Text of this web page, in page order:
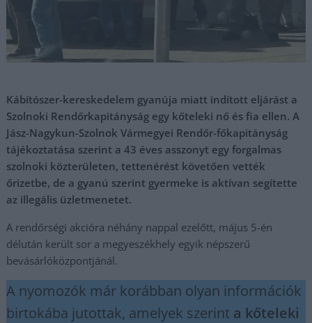
Kábítószer-kereskedelem gyanúja miatt indított eljárást a
Szolnoki Rendőrkapitányság egy kőteleki nő és fia ellen. A
Jász-Nagykun-Szolnok Vármegyei Rendőr-főkapitányság
tájékoztatása szerint a 43 éves asszonyt egy forgalmas
szolnoki közterületen, tettenérést követően vették
őrizetbe, de a gyanú szerint gyermeke is aktívan segítette
az illegális üzletmenetet.
A rendőrségi akcióra néhány nappal ezelőtt, május 5-én
délután került sor a megyeszékhely egyik népszerű
bevásárlóközpontjánál.
A nyomozók már korábban olyan információk
birtokába jutottak, amelyek szerint a kőteleki